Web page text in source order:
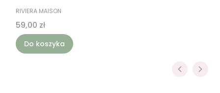
PRODUCENT
RIVIERA MAISON
Cena
59,00 zł
Do koszyka